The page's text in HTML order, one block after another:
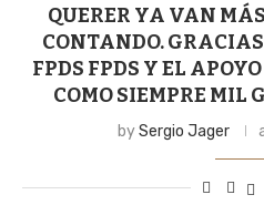
QUERER YA VAN
CONTANDO.
FPDS FPDS Y EL
COMO SIEMPRE MIL
bySergio Jager